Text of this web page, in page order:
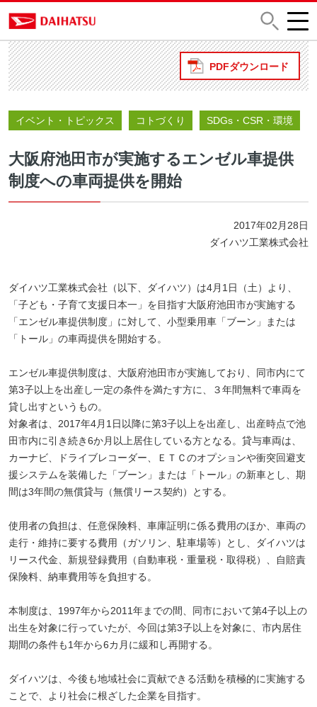
PDFダウンロード
イベント・トピックス コトづくり SDGs・CSR・環境
大阪府池田市が実施するエンゼル車提供
制度への車両提供を開始
2017年02月28日
ダイハツ工業株式会社
ダイハツ工業株式会社（以下、ダイハツ）は4月1日（土）より、
「子ども・子育て支援日本一」を目指す大阪府池田市が実施する
「エンゼル車提供制度」に対して、小型乗用車「ブーン」または
「トール」の車両提供を開始する。
エンゼル車提供制度は、大阪府池田市が実施しており、同市内にて
第3子以上を出産し一定の条件を満たす方に、３年間無料で車両を
貸し出すというもの。
対象者は、2017年4月1日以降に第3子以上を出産し、出産時点で池
田市内に引き続き6か月以上居住している方となる。貸与車両は、
カーナビ、ドライブレコーダー、ＥＴＣのオプションや衝突回避支
援システムを装備した「ブーン」または「トール」の新車とし、期
間は3年間の無償貸与（無償リース契約）とする。
使用者の負担は、任意保険料、車庫証明に係る費用のほか、車両の
走行・維持に要する費用（ガソリン、駐車場等）とし、ダイハツは
リース代金、新規登録費用（自動車税・重量税・取得税）、自賠責
保険料、納車費用等を負担する。
本制度は、1997年から2011年までの間、同市において第4子以上の
出生を対象に行っていたが、今回は第3子以上を対象に、市内居住
期間の条件も1年から6カ月に緩和し再開する。
ダイハツは、今後も地域社会に貢献できる活動を積極的に実施する
ことで、より社会に根ざした企業を目指す。